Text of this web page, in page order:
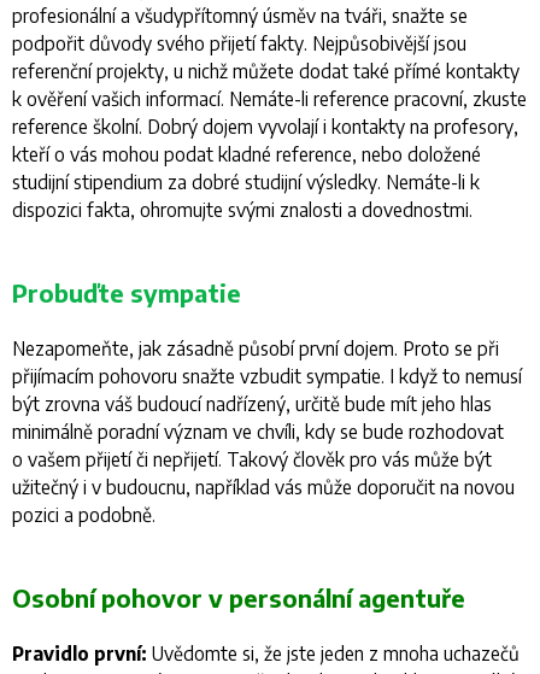
profesionální a všudypřítomný úsměv na tváři, snažte se
podpořit důvody svého přijetí fakty. Nejpůsobivější jsou
referenční projekty, u nichž můžete dodat také přímé kontakty
k ověření vašich informací. Nemáte-li reference pracovní, zkuste
reference školní. Dobrý dojem vyvolají i kontakty na profesory,
kteří o vás mohou podat kladné reference, nebo doložené
studijní stipendium za dobré studijní výsledky. Nemáte-li k
dispozici fakta, ohromujte svými znalosti a dovednostmi.
Probuďte sympatie
Nezapomeňte, jak zásadně působí první dojem. Proto se při
přijímacím pohovoru snažte vzbudit sympatie. I když to nemusí
být zrovna váš budoucí nadřízený, určitě bude mít jeho hlas
minimálně poradní význam ve chvíli, kdy se bude rozhodovat
o vašem přijetí či nepřijetí. Takový člověk pro vás může být
užitečný i v budoucnu, například vás může doporučit na novou
pozici a podobně.
Osobní pohovor v personální agentuře
Pravidlo první: Uvědomte si, že jste jeden z mnoha uchazečů